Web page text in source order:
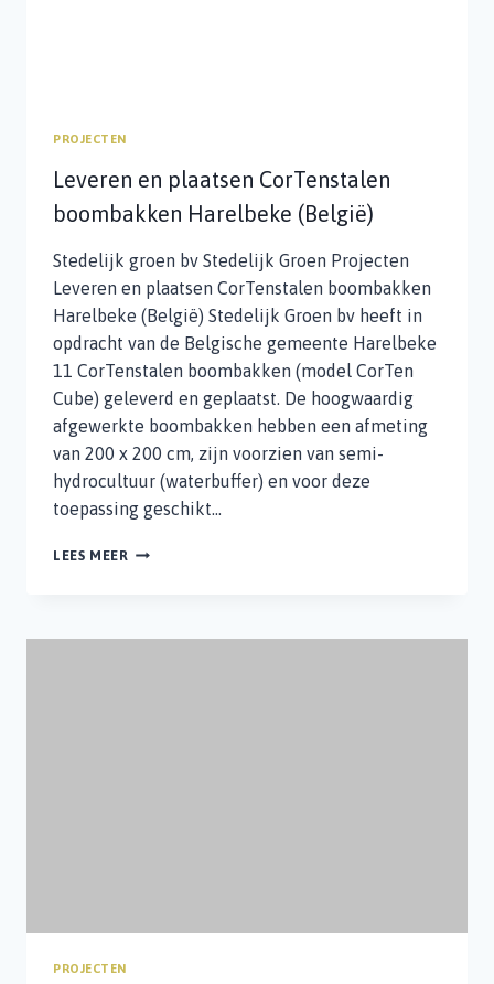
PROJECTEN
Leveren en plaatsen CorTenstalen
boombakken Harelbeke (België)
Stedelijk groen bv Stedelijk Groen Projecten
Leveren en plaatsen CorTenstalen boombakken
Harelbeke (België) Stedelijk Groen bv heeft in
opdracht van de Belgische gemeente Harelbeke
11 CorTenstalen boombakken (model CorTen
Cube) geleverd en geplaatst. De hoogwaardig
afgewerkte boombakken hebben een afmeting
van 200 x 200 cm, zijn voorzien van semi-
hydrocultuur (waterbuffer) en voor deze
toepassing geschikt…
LEES MEER LEVEREN
BOOMBAKKEN
PROJECTEN